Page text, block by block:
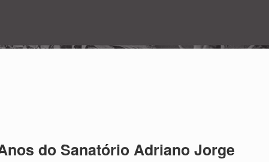
do Sanatório Adriano Jorge